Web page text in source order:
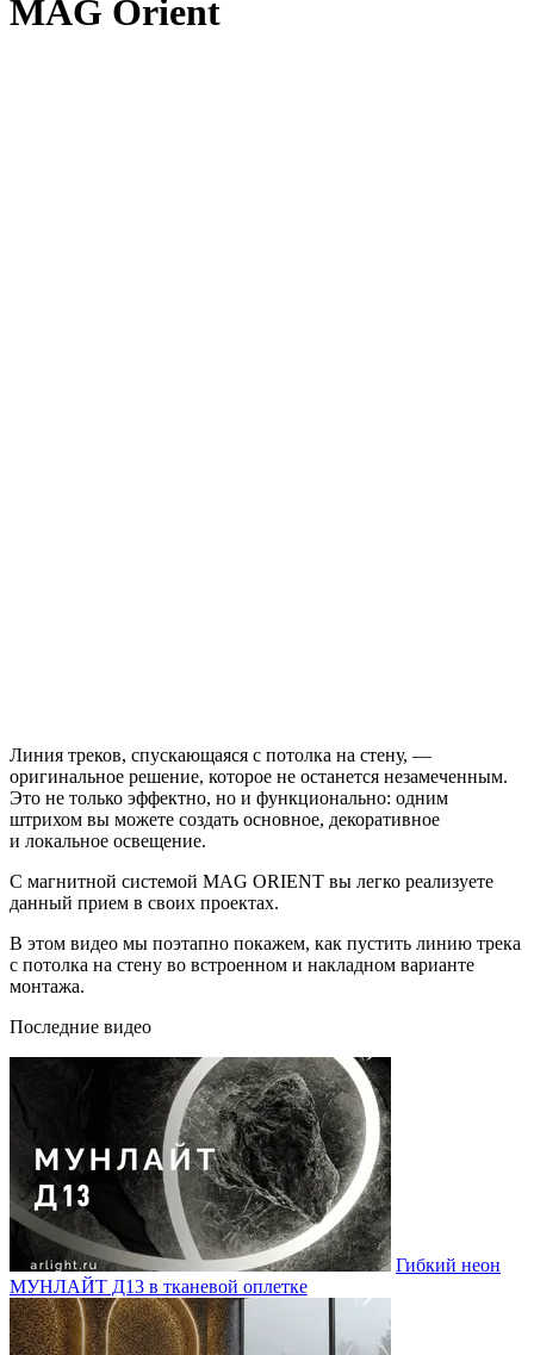
MAG Orient
Линия треков, спускающаяся с потолка на стену, —
оригинальное решение, которое не останется незамеченным.
Это не только эффектно, но и функционально: одним
штрихом вы можете создать основное, декоративное
и локальное освещение.
С магнитной системой MAG ORIENT вы легко реализуете
данный прием в своих проектах.
В этом видео мы поэтапно покажем, как пустить линию трека
с потолка на стену во встроенном и накладном варианте
монтажа.
Последние видео
Гибкий неон
МУНЛАЙТ Д13 в тканевой оплетке